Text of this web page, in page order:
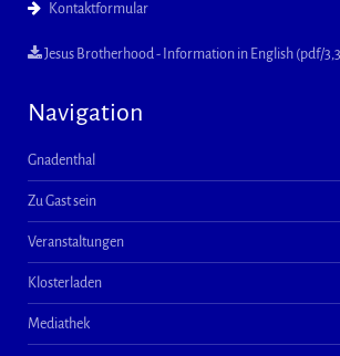
Kontaktformular
Jesus Brotherhood - Information in English (pdf/
Navigation
Gnadenthal
Zu Gast sein
Veranstaltungen
Klosterladen
Mediathek